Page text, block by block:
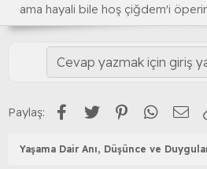
ama hayali bile hoş çiğdem'i
Cevap yazmak için giriş
Paylaş: Facebook
Twitter Pinterest
Yaşama Dair Anı, Düşünce ve